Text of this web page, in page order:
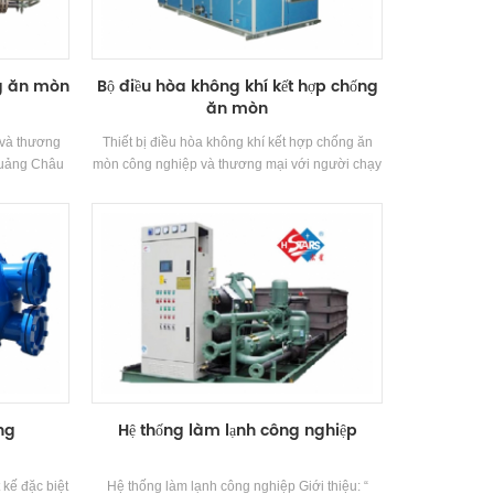
ăn mòn
thương
Châu
phẩm là
nhau
Bộ điều hòa không khí kết hợp chống
ăn mòn
Thiết bị điều hòa không khí kết hợp chống ăn
mòn công nghiệp và thương mại với người chạy
sử dụng rộng rãi trong những người đó Các
ngành công nghiệp có bằng chứng ăn mòn Yêu
đặc biệt
Hệ thống làm lạnh công nghiệp
Hệ thống làm lạnh công nghiệp Giới thiệu: “